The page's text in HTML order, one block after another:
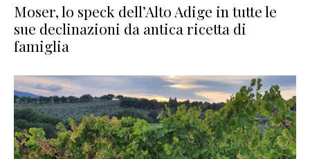
Moser, lo speck dell’Alto Adige in tutte le
sue declinazioni da antica ricetta di
famiglia